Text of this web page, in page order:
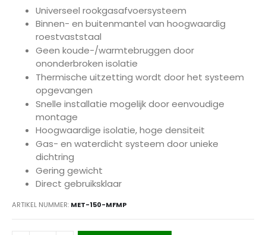
afbeeldingen-
gallerij
Universeel rookgasafvoersysteem
Binnen- en buitenmantel van hoogwaardig
roestvaststaal
Geen koude-/warmtebruggen door
ononderbroken isolatie
Thermische uitzetting wordt door het systeem
opgevangen
Snelle installatie mogelijk door eenvoudige
montage
Hoogwaardige isolatie, hoge densiteit
Gas- en waterdicht systeem door unieke
dichtring
Gering gewicht
Direct gebruiksklaar
ARTIKEL NUMMER MET-150-MFMP